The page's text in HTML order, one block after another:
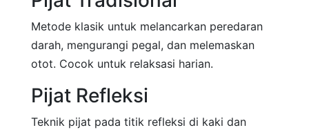
Metode klasik untuk melancarkan peredaran
darah, mengurangi pegal, dan melemaskan
otot. Cocok untuk relaksasi harian.
Pijat Refleksi
Teknik pijat pada titik refleksi di kaki dan